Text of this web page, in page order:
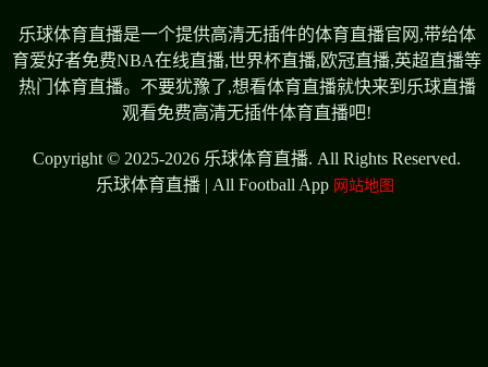
乐球体育直播是一个提供高清无插件的体育直播官网,带给体
育爱好者免费NBA在线直播,世界杯直播,欧冠直播,英超直播等
热门体育直播。不要犹豫了,想看体育直播就快来到乐球直播
观看免费高清无插件体育直播吧!
Copyright © 2025-2026 乐球体育直播. All Rights Reserved.
乐球体育直播 | All Football App 网站地图